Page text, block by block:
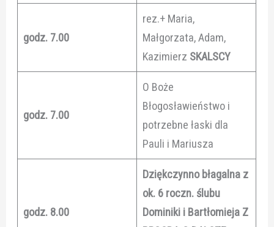
godz. 7.00
rez.+ Maria,
Małgorzata, Adam,
Kazimierz SKALSCY
godz. 7.00
O Boże
Błogosławieństwo i
potrzebne łaski dla
Pauli i Mariusza
godz. 8.00
Dziękczynno błagalna z
ok. 6 roczn. ślubu
Dominiki i Bartłomieja Z